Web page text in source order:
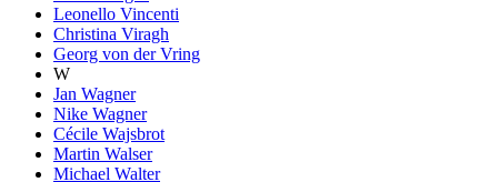
Leonello Vincenti
Christina Viragh
Georg von der Vring
W
Jan Wagner
Nike Wagner
Cécile Wajsbrot
Martin Walser
Michael Walter